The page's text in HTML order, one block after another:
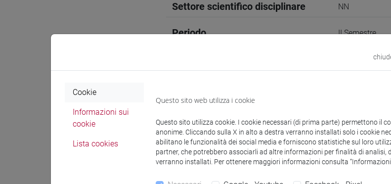
Settore scientifico disciplinare NN
Periodo II Semestre
Docenti e corsi di laurea Programma
Cookie
Informazioni sui
cookie
Lista cookies
Questo sito web utilizza i cookie
Questo sito utilizza cookie. I cookie necessari (di prima parte) permettono il
anonime. Cliccando sulla X in alto a destra verranno installati solo i cookie
abilitano le funzionalità dei social media e forniscono statistiche sul loro
partner, che potrebbero associarli ad altre informazioni per finalità di analisi,
verranno installati. Per ottenere maggiori informazioni consulta “Informazioni